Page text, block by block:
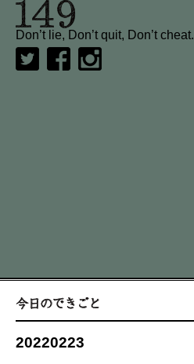
Don’t lie, Don’t quit, Don’t cheat.
20220223